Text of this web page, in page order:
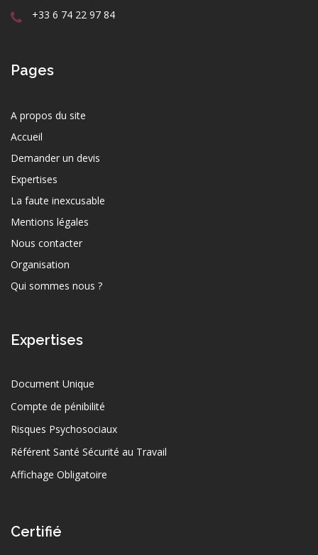
+33 6 74 22 97 84
Pages
A propos du site
Accueil
Demander un devis
Expertises
La faute inexcusable
Mentions légales
Nous contacter
Organisation
Qui sommes nous ?
Expertises
Document Unique
Compte de pénibilité
Risques Psychosociaux
Référent Santé Sécurité au Travail
Affichage Obligatoire
Certifié